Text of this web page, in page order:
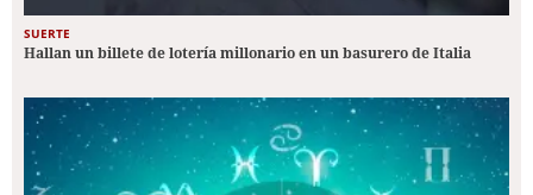
SUERTE
Hallan un billete de lotería millonario en un basurero de Italia